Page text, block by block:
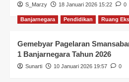
S_Marzy 18 Januari 2026 15:22 0
Banjarnegara Pendidikan Ruang
Gemebyar Pagelaran
1 Banjarnegara Tahun 2026
Sunarti 10 Januari 2026 19:57 0